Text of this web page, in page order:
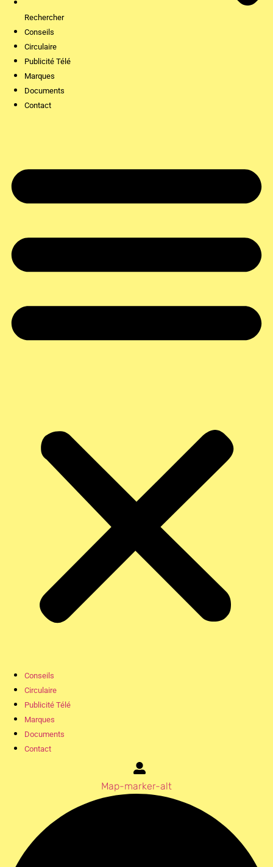
Rechercher
Conseils
Circulaire
Publicité Télé
Marques
Documents
Contact
Conseils
Circulaire
Publicité Télé
Marques
Documents
Contact
Map-marker-alt